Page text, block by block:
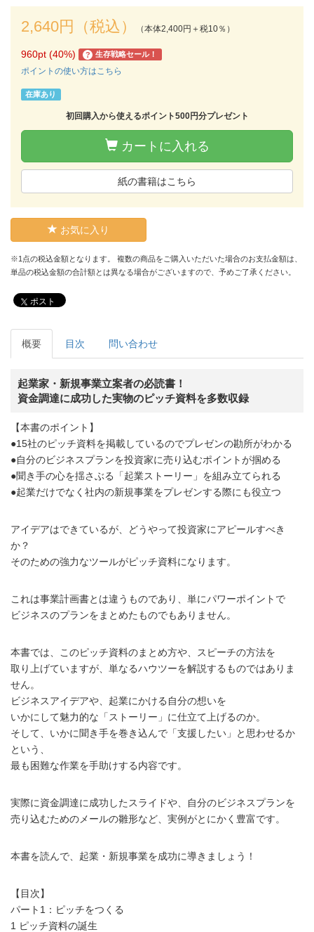
2,640円（税込） （本体2,400円＋税10％）
960pt (40%) ? 生存戦略セール！
ポイントの使い方はこちら
在庫あり
初回購入から使えるポイント500円分プレゼント
カートに入れる
紙の書籍はこちら
お気に入り
※1点の税込金額となります。 複数の商品をご購入いただいた場合のお支払金額は、
単品の税込金額の合計額とは異なる場合がございますので、予めご了承ください。
ポスト
概要 目次 問い合わせ
起業家・新規事業立案者の必読書！
資金調達に成功した実物のピッチ資料を多数収録
【本書のポイント】
●15社のピッチ資料を掲載しているのでプレゼンの勘所がわかる
●自分のビジネスプランを投資家に売り込むポイントが掴める
●聞き手の心を揺さぶる「起業ストーリー」を組み立てられる
●起業だけでなく社内の新規事業をプレゼンする際にも役立つ
アイデアはできているが、どうやって投資家にアピールすべき
か？
そのための強力なツールがピッチ資料になります。
これは事業計画書とは違うものであり、単にパワーポイントで
ビジネスのプランをまとめたものでもありません。
本書では、このピッチ資料のまとめ方や、スピーチの方法を
取り上げていますが、単なるハウツーを解説するものではありま
せん。
ビジネスアイデアや、起業にかける自分の想いを
いかにして魅力的な「ストーリー」に仕立て上げるのか。
そして、いかに聞き手を巻き込んで「支援したい」と思わせるか
という、
最も困難な作業を手助けする内容です。
実際に資金調達に成功したスライドや、自分のビジネスプランを
売り込むためのメールの雛形など、実例がとにかく豊富です。
本書を読んで、起業・新規事業を成功に導きましょう！
【目次】
パート1：ピッチをつくる
1 ピッチ資料の誕生